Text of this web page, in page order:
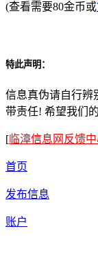
(查看需要80金币或
特此声明：
信息真伪请自行辨
带责任! 希望我们
[临漳信息网反馈
首页
发布信息
账户